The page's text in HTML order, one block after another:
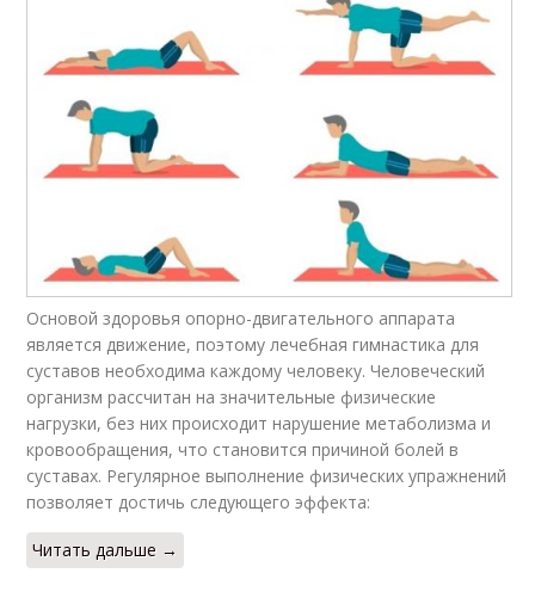
Основой здоровья опорно-двигательного аппарата
является движение, поэтому лечебная гимнастика для
суставов необходима каждому человеку. Человеческий
организм рассчитан на значительные физические
нагрузки, без них происходит нарушение метаболизма и
кровообращения, что становится причиной болей в
суставах. Регулярное выполнение физических упражнений
позволяет достичь следующего эффекта:
Читать дальше →